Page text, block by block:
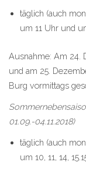
täglich (auch
um 11 Uhr und
Ausnahme: Am 24.
und am 25.
Burg vormittags
01.09.-04.11.2018)
täglich (auch
um 10, 11, 14,